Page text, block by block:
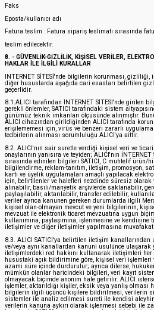
Faks
Eposta/kullanıcı adı
Fatura teslim : Fatura sipariş teslimatı sırasında
teslim edilecektir.
8. - GÜVENLİK-GİZLİLİK, KİŞİSEL VERİLER,
HAKLAR İLE İLGİLİ KURALLAR
INTERNET SİTESİ'nde bilgilerin korunması,
diğer hususlarda aşağıda cari esasları belirtilen
geçerlidir.
8.1.ALICI tarafından İNTERNET SİTESİ'nde girilen
gerekli önlemler, SATICI tarafındaki sistem
günümüz teknik imkanları ölçüsünde alınmıştır.
ALICI cihazından girildiğinden ALICI tarafında
erişilememesi için, virüs ve benzeri zararlı
tedbirlerin alınması sorumluluğu ALICI'ya aittir.
8.2. ALICI'nın sair suretle verdiği kişisel veri ve
onaylarının yanısıra ve teyiden; ALICI'nın
sırasında edinilen bilgileri SATICI, C muhtelif ürün/
bilgilendirme, reklam-tanıtım, iletişim, promosyon,
kartı ve üyelik uygulamaları amaçlı yapılacak
için, belirtilenler ve halefleri nezdinde süresiz olarak
alınabilir, basılı/manyetik arşivlerde saklanabilir,
paylaşılabilir, aktarılabilir, transfer edilebilir,
veriler ayrıca kanunen gereken durumlarda ilgili
kişisel olan-olmayan mevcut ve yeni bilgilerinin,
mevzuat ile elektronik ticaret mevzuatına uygun
kullanımına, paylaşımına, işlenmesine ve
iletişimler ve diğer iletişimler yapılmasına
8.3. ALICI SATICI'ya belirtilen iletişim kanallarından
ve/veya aynı kanallardan kanuni usulünce ulaşarak
iletişimlerdeki red hakkını kullanarak iletişimleri
husustaki açık bildirimine göre, kişisel veri işlemleri
azami süre içinde durdurulur; ayrıca dilerse,
mümkün olanlar haricindeki bilgileri, veri kayıt
olmayacak biçimde anonim hale getirilir. ALICI
işlemler, aktarıldığı kişiler, eksik veya yanlış
bilgilerin ilgili üçüncü kişilere bildirilmesi, verilerin
sistemler ile analiz edilmesi sureti ile kendisi
verilerin kanuna aykırı olarak işlenmesi sebebi ile